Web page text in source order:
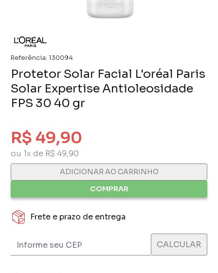
Referência: 130094
Protetor Solar Facial L'oréal Paris
Solar Expertise Antioleosidade
FPS 30 40 gr
R$ 49,90
ou 1x de R$ 49,90
ADICIONAR AO CARRINHO
COMPRAR
Frete e prazo de entrega